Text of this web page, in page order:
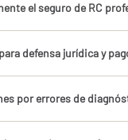
el seguro de RC
defensa jurídica y
por errores de